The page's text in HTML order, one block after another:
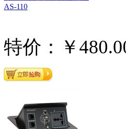
AS-110
特价：￥